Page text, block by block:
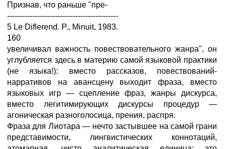
Признав, что раньше "пре-
--------------------------------------------
5 Le Diflerend. P., Minuit, 1983.
160
увеличивал важность повествовательного жанра", он
углубляется здесь в материю самой языковой практики
(не языка!): вместо рассказов, повествований-
нарративов на авансцену выходит фраза, вместо
языковых игр — сцепление фраз, жанры дискурса,
вместо легитимирующих дискурсы процедур —
агоническая разноголосица, прения, распря.
Фраза для Лиотара — нечто застывшее на самой грани
представимости, лингвистических коннотаций,